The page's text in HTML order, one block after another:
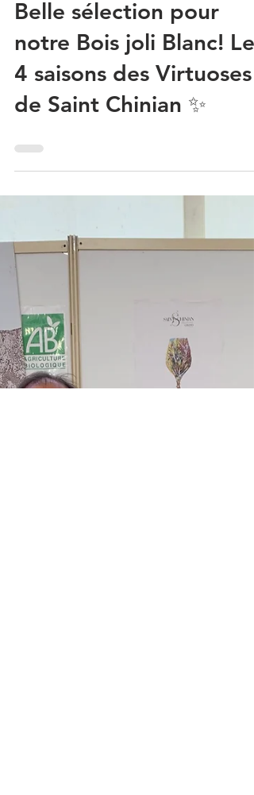
Belle sélection pour
notre Bois joli Blanc! Les
de Saint Chinian ✨